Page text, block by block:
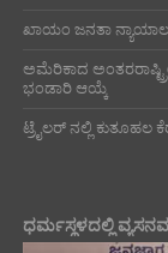
ಖಾಯಂ ಜನತಾ
ಅಮೆರಿಕಾದ
ಭಂಡಾರಿ ಆಯ್ಕೆ
ಟ್ರೈಲರ್ ನಲ್ಲಿ ಕುತೂಹಲ
ಧರ್ಮಸ್ಥಳದಲ್ಲಿ